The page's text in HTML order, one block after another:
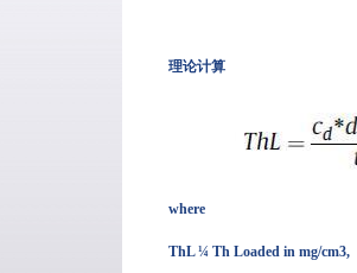
理论计算
where
ThL ¼ Th Loaded in mg/cm3,